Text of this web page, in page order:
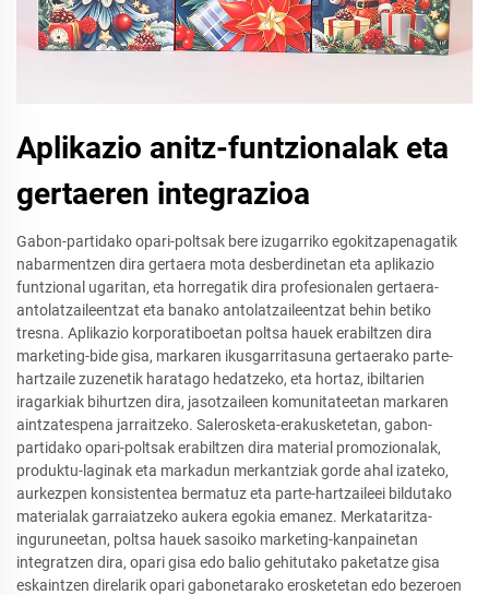
Aplikazio anitz-funtzionalak eta
gertaeren integrazioa
Gabon-partidako opari-poltsak bere izugarriko egokitzapenagatik
nabarmentzen dira gertaera mota desberdinetan eta aplikazio
funtzional ugaritan, eta horregatik dira profesionalen gertaera-
antolatzaileentzat eta banako antolatzaileentzat behin betiko
tresna. Aplikazio korporatiboetan poltsa hauek erabiltzen dira
marketing-bide gisa, markaren ikusgarritasuna gertaerako parte-
hartzaile zuzenetik haratago hedatzeko, eta hortaz, ibiltarien
iragarkiak bihurtzen dira, jasotzaileen komunitateetan markaren
aintzatespena jarraitzeko. Salerosketa-erakusketetan, gabon-
partidako opari-poltsak erabiltzen dira material promozionalak,
produktu-laginak eta markadun merkantziak gorde ahal izateko,
aurkezpen konsistentea bermatuz eta parte-hartzaileei bildutako
materialak garraiatzeko aukera egokia emanez. Merkataritza-
inguruneetan, poltsa hauek sasoiko marketing-kanpainetan
integratzen dira, opari gisa edo balio gehitutako paketatze gisa
eskaintzen direlarik opari gabonetarako erosketetan edo bezeroen